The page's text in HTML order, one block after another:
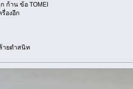
ก้าน ข้อ TOMEI
รื่องอีก
ายดำสนิท